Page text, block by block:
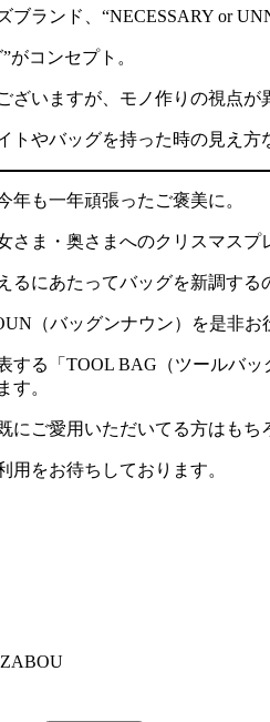
ブランド、“NECESSARY or
がコンセプト。
ざいますが、モノ作りの視点が
トやバッグを持った時の見え
年も一年頑張ったご褒美に。
さま・奥さまへのクリスマスプ
るにあたってバッグを新調する
（バッグンナウン）を是非お
する「TOOL BAG（ツールバ
す。
にご愛用いただいてる方はも
用をお待ちしております。
ZABOU